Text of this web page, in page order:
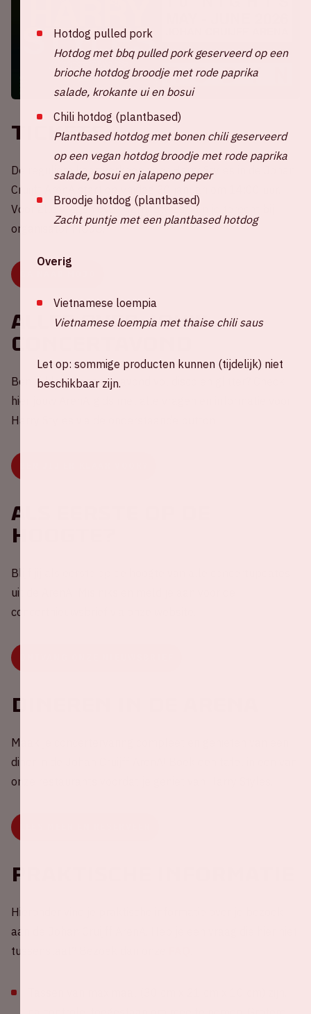
Tickets
De reguliere kaartverkoop voor Harry Styles in de Johan
Cruijff ArenA start op vrijdag 30 januari om 14:00 uur.
Voor alle vragen over Harry Styles, kun je terecht bij
organisator MOJO.
Alles over jouw
concertavond
Ben jij klaar voor een avond vol disco en glitter? Check
hier jouw ArenA-gids met alle vragen en informatie voor
Harry Styles via de onderstaande button!
Als eerste op de
hoogte?
Blijf jij als eerste op de hoogte van alle concertupdates
uit de ArenA! Mis niks en meld je aan voor de
concertnieuwsbrief via onze website.
Dineren in de ArenA
Maak je concertervaring compleet en genieten van een
diner in de Johan Cruijff ArenA! Boek een tafel in een van
onze restaurants voordat je geniet van Harry Styles.
Praktische informatie
Hieronder vind je praktische informatie over je bezoek
aan de Johan Cruijff ArenA. Heb je een vraag die hier niet
tussenstaat? Bezoek dan onze
Hotdog pulled pork
Hotdog met bbq pulled pork geserveerd op een
brioche hotdog broodje met rode paprika
salade, krokante ui en bosui
Chili hotdog (plantbased)
Plantbased hotdog met bonen chili geserveerd
op een vegan hotdog broodje met rode paprika
salade, bosui en jalapeno peper
Broodje hotdog (plantbased)
Zacht puntje met een plantbased hotdog
Overig
Vietnamese loempia
Vietnamese loempia met thaise chili saus
Let op: sommige producten kunnen (tijdelijk) niet
beschikbaar zijn.